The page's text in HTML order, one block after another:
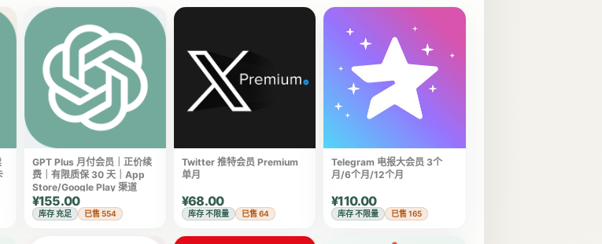
GPT Plus 月付会员｜正价续
费｜有限质保 30 天｜App
Store/Google Play 渠道
¥155.00
库存 充足 已售 554
Twitter 推特会员 Premium
单月
¥68.00
库存 不限量 已售 64
Telegram 电报大会员 3个
月/6个月/12个月
¥110.00
库存 不限量 已售 165